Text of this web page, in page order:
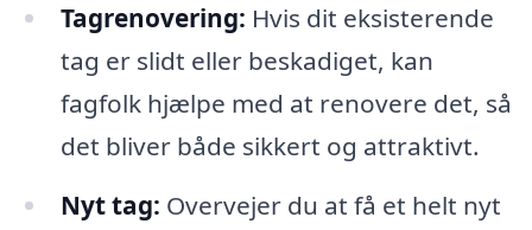
Tagrenovering: Hvis dit eksisterende
tag er slidt eller beskadiget, kan
fagfolk hjælpe med at renovere det, så
det bliver både sikkert og attraktivt.
Nyt tag: Overvejer du at få et helt nyt